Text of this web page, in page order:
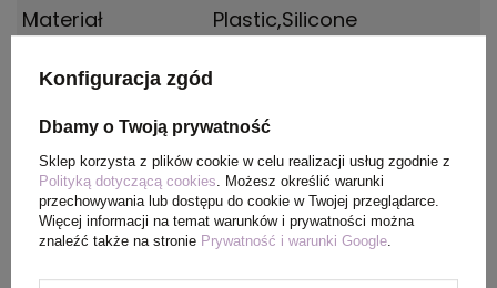
Materiał Plastic,Silicone
Kolor
Wymiary
produktu
Dia. 35.7 / Strap: 0 mm
Waga
produktu (g)
84
Konfiguracja zgód
Dbamy o Twoją prywatność
Sklep korzysta z plików cookie w celu realizacji usług zgodnie z
Polityką dotyczącą cookies. Możesz określić warunki
przechowywania lub dostępu do cookie w Twojej przeglądarce.
Więcej informacji na temat warunków i prywatności można
znaleźć także na stronie Prywatność i warunki Google.